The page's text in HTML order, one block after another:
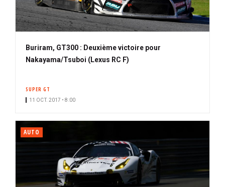
Buriram, GT300 : Deuxième victoire pour
Nakayama/Tsuboi (Lexus RC F)
SUPER GT
11 OCT. 2017 • 8:00
AUTO